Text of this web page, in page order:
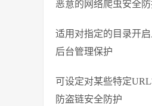
恶意的网络爬虫安全防
适用对指定的目录开
后台管理保护
可设定对某些特定
防盗链安全防护